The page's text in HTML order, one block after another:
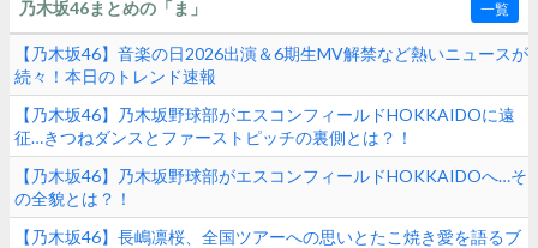
乃木坂46まとめの「ま」 一覧
【乃木坂46】音楽の日2026出演＆6期生MV解禁など熱いニュースが
続々！本日のトレンド速報
【乃木坂46】乃木坂野球部がエスコンフィールドHOKKAIDOに遠
征…きつねダンスとファーストピッチの裏側とは？！
【乃木坂46】乃木坂野球部がエスコンフィールドHOKKAIDOへ…そ
の全貌とは？！
【乃木坂46】長嶋凛桜、全国ツアーへの思いとたこ焼き愛を語るブ